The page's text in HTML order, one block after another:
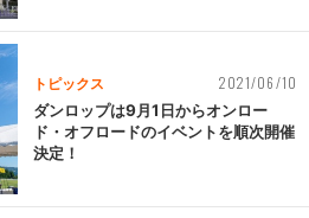
トピックス 2021/06/10
ダンロップは9月1日からオンロー
ド・オフロードのイベントを順次開催
決定！